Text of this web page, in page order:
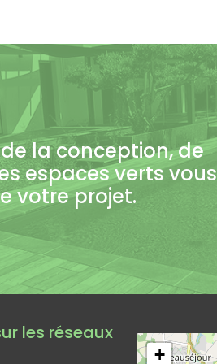
la conception, de
espaces verts vous
votre projet.
les réseaux
+